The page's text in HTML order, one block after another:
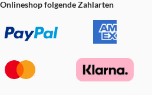
folgende Zahlarten